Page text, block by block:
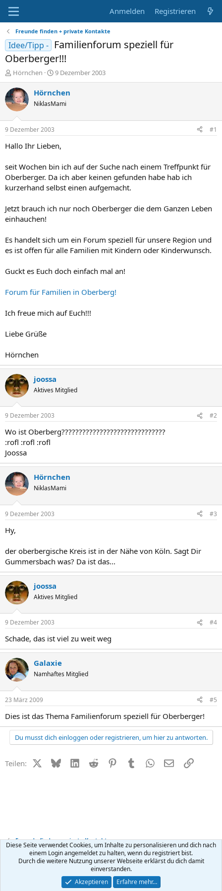
Anmelden Registrieren
Freunde finden + private Kontakte
Idee/Tipp -
Familienforum speziell für
Oberberger!!!
E
r
s
t
e
l
e
r
Hörnchen
E
r
s
e
t
a
m
9 Dezember 2003
Hörnchen
NiklasMami
9 Dezember 2003 #1
Hallo Ihr Lieben,
seit Wochen bin ich auf der Suche nach einem Treffpunkt für
Oberberger. Da ich aber keinen gefunden habe hab ich
kurzerhand selbst einen aufgemacht.
Jetzt brauch ich nur noch Oberberger die dem Ganzen Leben
einhauchen!
Es handelt sich um ein Forum speziell für unsere Region und
es ist offen für alle Familien mit Kindern oder Kinderwunsch.
Guckt es Euch doch einfach mal an!
Forum für Familien in Oberberg!
Ich freue mich auf Euch!!!
Liebe Grüße
Hörnchen
joossa
Aktives Mitglied
9 Dezember 2003 #2
Wo ist Oberberg??????????????????????????????
:rofl :rofl :rofl
Joossa
Hörnchen
NiklasMami
9 Dezember 2003 #3
Hy,
der oberbergische Kreis ist in der Nähe von Köln. Sagt Dir
Gummersbach was? Da ist das...
joossa
Aktives Mitglied
9 Dezember 2003 #4
Schade, das ist viel zu weit weg
Galaxie
Namhaftes Mitglied
23 März 2009 #5
Dies ist das Thema Familienforum speziell für Oberberger!
Du musst dich einloggen oder registrieren, um hier zu antworten.
Teilen: X (Twitter)
BlueskyLinkedIn
Reddit PinterestTumblr WhatsApp
E-MailLink
Freunde finden + private Kontakte
Kontakt Nutzungsbedingungen Datenschutz Hilfe
R
Community platform by XenForo ® © 2010-2026 XenForo Ltd.
Diese Seite verwendet Cookies, um Inhalte zu personalisieren und dich nach
einem Login angemeldet zu halten, wenn du registriert bist.
Durch die weitere Nutzung unserer Webseite erklärst du dich damit
einverstanden.
Akzeptieren
Erfahre mehr…